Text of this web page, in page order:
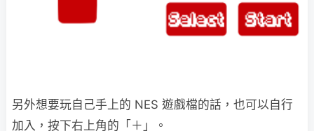
另外想要玩自己手上的 NES 遊戲檔的話，也可以自行
加入，按下右上角的「＋」。